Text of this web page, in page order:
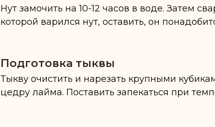
Нут замочить на 10-12 часов в воде. Затем
которой варился нут, оставить, он
Подготовка тыквы
Тыкву очистить и нарезать крупными
цедру лайма. Поставить запекаться при